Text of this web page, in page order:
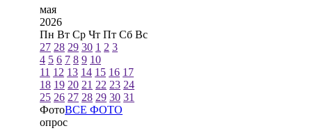
мая
2026
Пн Вт Ср Чт Пт Сб Вс
27 28 29 30 1 2 3
4 5 6 7 8 9 10
11 12 13 14 15 16 17
18 19 20 21 22 23 24
25 26 27 28 29 30 31
ФотоВСЕ ФОТО
опрос